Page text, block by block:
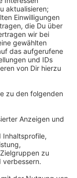
zu
die traditionelle
bringt.
100-106,